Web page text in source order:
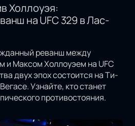
Холлоуэя:
на UFC 329 в Лас-
реванш между
и Максом Холлоуэем на UFC
двух эпох состоится на Ти-
Узнайте, кто станет
противостояния.